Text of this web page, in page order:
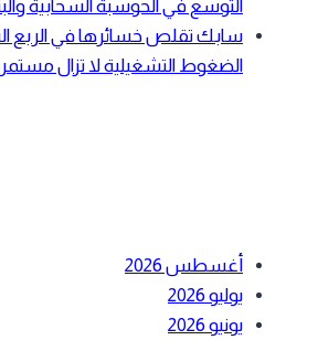
التوسع في الحوسبة السحابية
الضغوط التشغيلية لا تزال مستمرة
أغسطس 2026
يوليو 2026
يونيو 2026